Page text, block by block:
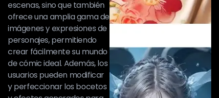
escenas, sino que también
ofrece una amplia gama de
imágenes y expresiones de
personajes, permitiendo
crear fácilmente su mundo
de cómic ideal. Además, los
usuarios pueden modificar
y perfeccionar los bocetos